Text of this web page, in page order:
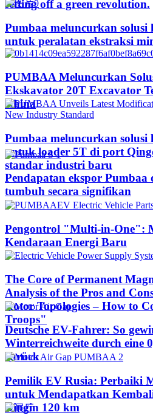
setting off a green revolution.
Pumbaa meluncurkan
untuk peralatan ekstraksi
PUMBAA Meluncurkan
Ekskavator 20T Excavator
China
Pumbaa meluncurkan
untuk loader 5T di port
standar industri baru
Pendapatan ekspor
tumbuh secara signifikan
Pengontrol "Multi-in-One":
Kendaraan Energi Baru
The Core of Permanent
Analysis of the Pros and
Rotor Topologies – How to
Troops"
Deutsche EV-Fahrer: So
Winterreichweite durch eine
zurück
Pemilik EV Rusia: Perbaiki
untuk Mendapatkan
Dingin 120 km